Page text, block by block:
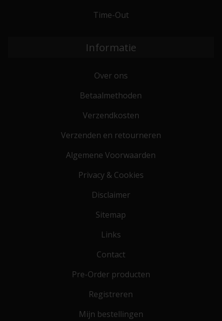
Time-Out
Informatie
Over ons
Betaalmethoden
Verzendkosten
Verzenden en retourneren
Algemene Voorwaarden
Privacy & Cookies
Disclaimer
Sitemap
Links
Contact
Pre-Order producten
Registreren
Mijn bestellingen